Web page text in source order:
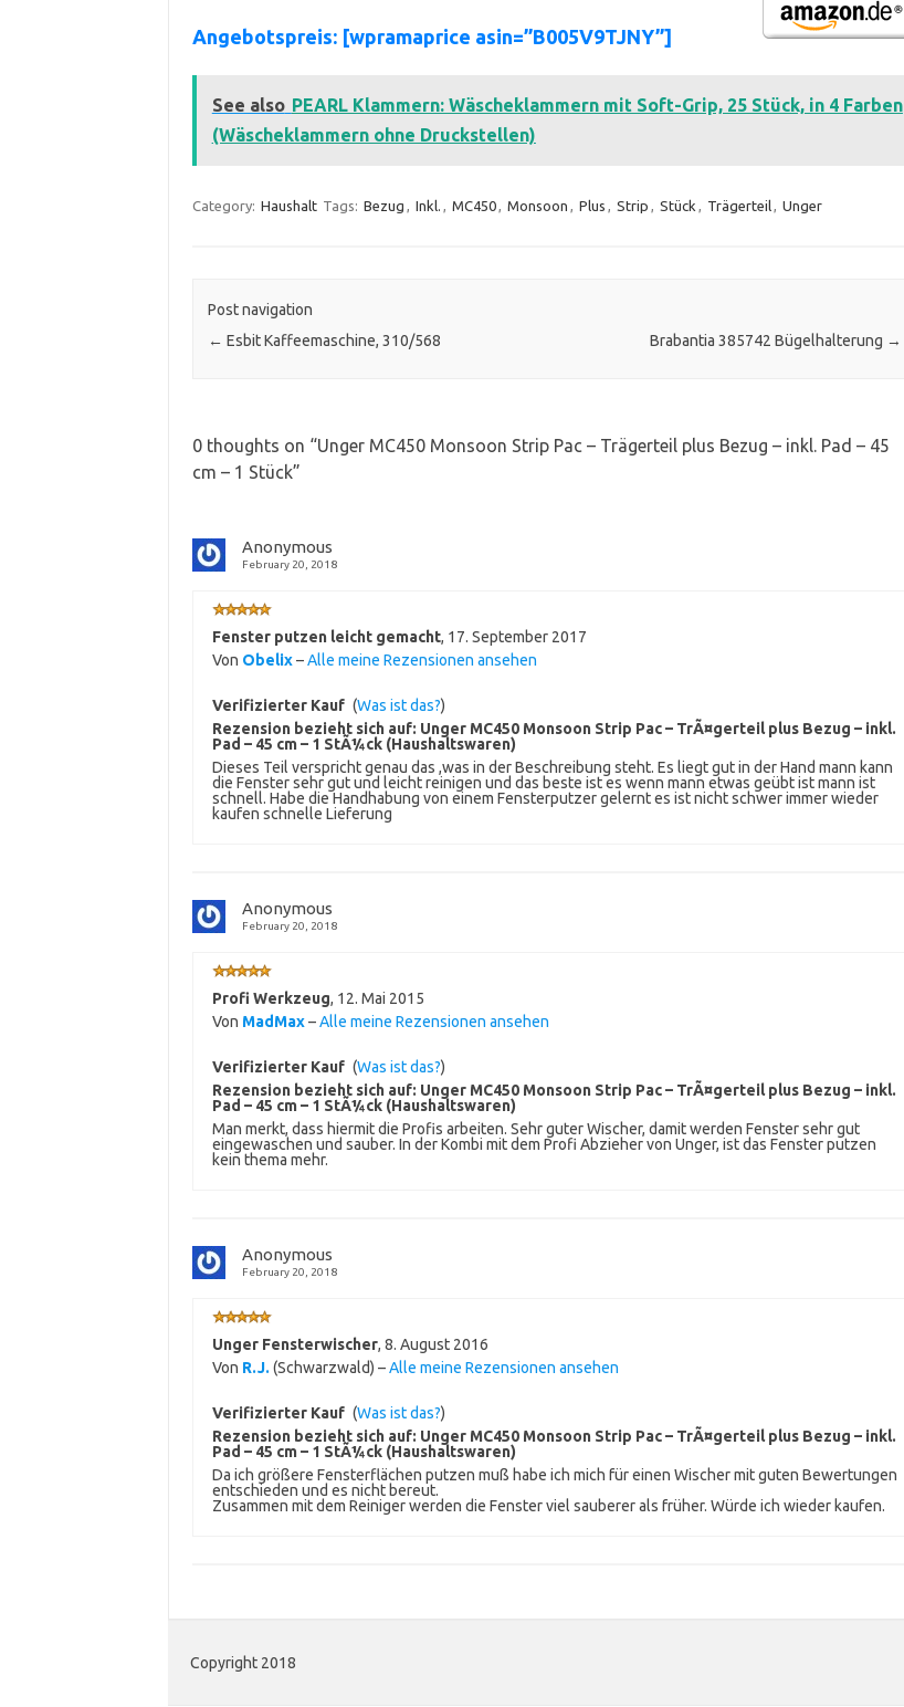
Angebotspreis: [wpramaprice asin=”B005V9TJNY”]
See also PEARL Klammern: Wäscheklammern mit Soft-Grip, 25 Stück, in 4 Farben
(Wäscheklammern ohne Druckstellen)
Category: Haushalt Tags: Bezug , Inkl. , MC450, Monsoon , Plus , Strip , Stück , Trägerteil, Unger
Post navigation
← Esbit Kaffeemaschine, 310/568 Brabantia 385742 Bügelhalterung →
0 thoughts on “Unger MC450 Monsoon Strip Pac – Trägerteil plus Bezug – inkl. Pad – 45
cm – 1 Stück”
Anonymous
February 20, 2018
Fenster putzen leicht gemacht, 17. September 2017
Von Obelix–Alle meine Rezensionen ansehen
Verifizierter Kauf (Was ist das?)
Rezension bezieht sich auf: Unger MC450 Monsoon Strip Pac – TrÃ¤gerteil plus Bezug – inkl.
Pad – 45 cm – 1 StÃ¼ck (Haushaltswaren)
Dieses Teil verspricht genau das ,was in der Beschreibung steht. Es liegt gut in der Hand mann kann
die Fenster sehr gut und leicht reinigen und das beste ist es wenn mann etwas geübt ist mann ist
schnell. Habe die Handhabung von einem Fensterputzer gelernt es ist nicht schwer immer wieder
kaufen schnelle Lieferung
Anonymous
February 20, 2018
Profi Werkzeug, 12. Mai 2015
Von MadMax–Alle meine Rezensionen ansehen
Verifizierter Kauf (Was ist das?)
Rezension bezieht sich auf: Unger MC450 Monsoon Strip Pac – TrÃ¤gerteil plus Bezug – inkl.
Pad – 45 cm – 1 StÃ¼ck (Haushaltswaren)
Man merkt, dass hiermit die Profis arbeiten. Sehr guter Wischer, damit werden Fenster sehr gut
eingewaschen und sauber. In der Kombi mit dem Profi Abzieher von Unger, ist das Fenster putzen
kein thema mehr.
Anonymous
February 20, 2018
Unger Fensterwischer, 8. August 2016
Von R.J. (Schwarzwald) –Alle meine Rezensionen ansehen
Verifizierter Kauf (Was ist das?)
Rezension bezieht sich auf: Unger MC450 Monsoon Strip Pac – TrÃ¤gerteil plus Bezug – inkl.
Pad – 45 cm – 1 StÃ¼ck (Haushaltswaren)
Da ich größere Fensterflächen putzen muß habe ich mich für einen Wischer mit guten Bewertungen
entschieden und es nicht bereut.
Zusammen mit dem Reiniger werden die Fenster viel sauberer als früher. Würde ich wieder kaufen.
Copyright 2018